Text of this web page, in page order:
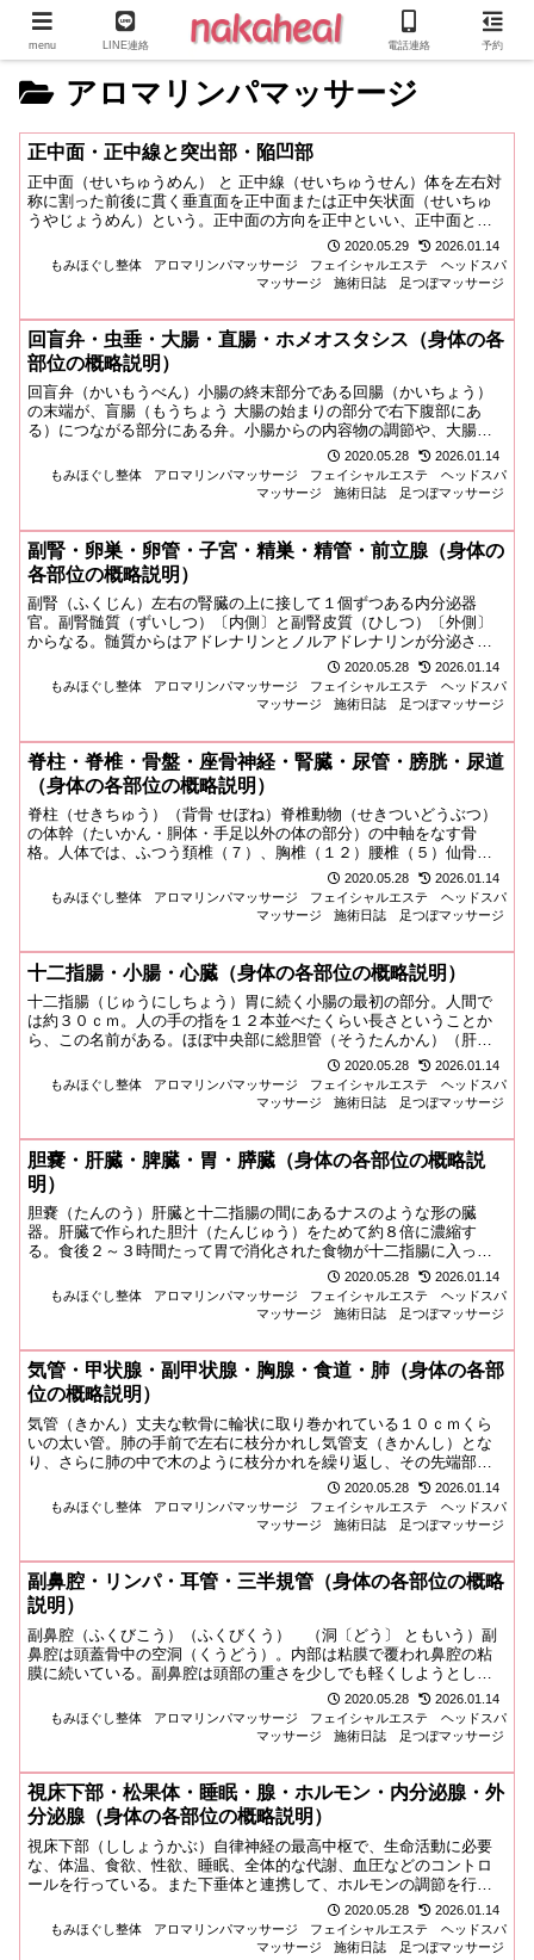
アロマリンパマッサージ
正中面・正中線と突出部・陥凹部
正中面（せいちゅうめん） と 正中線（せいちゅうせん）体を左右対
称に割った前後に貫く垂直面を正中面または正中矢状面（せいちゅ
うやじょうめん）という。正中面の方向を正中といい、正中面と体
の表面とが交わる線を正中線という。正中面に平行した面は、すべ
て矢状面（やじょうめん）と呼ぶ。体を前後に割った左右に貫...
2020.05.29
2026.01.14
もみほぐし整体
アロマリンパマッサージ フェイシャルエステ
ヘッドスパ
マッサージ
施術日誌 足つぼマッサージ
回盲弁・虫垂・大腸・直腸・ホメオスタシス（身体の各
部位の概略説明）
回盲弁（かいもうべん）小腸の終末部分である回腸（かいちょう）
の末端が、盲腸（もうちょう 大腸の始まりの部分で右下腹部にあ
る）につながる部分にある弁。小腸からの内容物の調節や、大腸か
ら小腸への内容物の逆流を防ぐ。虫垂（ちゅうすい）盲腸の先端が
退化して細くなったもの。多数のリンパ小節を含むのでリンパ系
器...
2020.05.28
2026.01.14
もみほぐし整体
アロマリンパマッサージ フェイシャルエステ
ヘッドスパ
マッサージ
施術日誌 足つぼマッサージ
副腎・卵巣・卵管・子宮・精巣・精管・前立腺（身体の
各部位の概略説明）
副腎（ふくじん）左右の腎臓の上に接して１個ずつある内分泌器
官。副腎髄質（ずいしつ）〔内側〕と副腎皮質（ひしつ）〔外側〕
からなる。髄質からはアドレナリンとノルアドレナリンが分泌さ
れ、緊張や防衛反応などストレス反応の調節を行っている。皮質か
らは副腎皮質ホルモンが分泌される。副腎皮質ホルモンは、糖の蓄
積と...
2020.05.28
2026.01.14
もみほぐし整体
アロマリンパマッサージ フェイシャルエステ
ヘッドスパ
マッサージ
施術日誌 足つぼマッサージ
脊柱・脊椎・骨盤・座骨神経・腎臓・尿管・膀胱・尿道
（身体の各部位の概略説明）
脊柱（せきちゅう）（背骨 せぼね）脊椎動物（せきついどうぶつ）
の体幹（たいかん・胴体・手足以外の体の部分）の中軸をなす骨
格。人体では、ふつう頚椎（７）、胸椎（１２）腰椎（５）仙骨
（仙椎）（５）尾骨（尾椎）（３～６）の、脊椎（せきつい・椎骨
ついこつ）が連なって構成され、側方からみると全体にややＳ字
状...
2020.05.28
2026.01.14
もみほぐし整体
アロマリンパマッサージ フェイシャルエステ
ヘッドスパ
マッサージ
施術日誌 足つぼマッサージ
十二指腸・小腸・心臓（身体の各部位の概略説明）
十二指腸（じゅうにしちょう）胃に続く小腸の最初の部分。人間で
は約３０ｃｍ。人の手の指を１２本並べたくらい長さということか
ら、この名前がある。ほぼ中央部に総胆管（そうたんかん）（肝管
と胆嚢管が合流した管）と膵管（すいかん）が一緒に開口してお
り、胆汁や膵液が分泌される。小腸（しょうちょう）消化・吸収の
最...
2020.05.28
2026.01.14
もみほぐし整体
アロマリンパマッサージ フェイシャルエステ
ヘッドスパ
マッサージ
施術日誌 足つぼマッサージ
胆嚢・肝臓・脾臓・胃・膵臓（身体の各部位の概略説
明）
胆嚢（たんのう）肝臓と十二指腸の間にあるナスのような形の臓
器。肝臓で作られた胆汁（たんじゅう）をためて約８倍に濃縮す
る。食後２～３時間たって胃で消化された食物が十二指腸に入って
きたとき十二指腸に胆汁を分泌する。胆汁に含まれる胆汁酸は脂肪
を乳化する働きがある。乳化（消化しやすいように溶かす）した脂
肪は...
2020.05.28
2026.01.14
もみほぐし整体
アロマリンパマッサージ フェイシャルエステ
ヘッドスパ
マッサージ
施術日誌 足つぼマッサージ
気管・甲状腺・副甲状腺・胸腺・食道・肺（身体の各部
位の概略説明）
気管（きかん）丈夫な軟骨に輪状に取り巻かれている１０ｃｍくら
いの太い管。肺の手前で左右に枝分かれし気管支（きかんし）とな
り、さらに肺の中で木のように枝分かれを繰り返し、その先端部は
肺胞（はいほう）という直径０．３ｍｍほどの袋のブドウの房のよ
うな集まりになっている。肺胞に密集している毛細血管を通し
て、...
2020.05.28
2026.01.14
もみほぐし整体
アロマリンパマッサージ フェイシャルエステ
ヘッドスパ
マッサージ
施術日誌 足つぼマッサージ
副鼻腔・リンパ・耳管・三半規管（身体の各部位の概略
説明）
副鼻腔（ふくびこう）（ふくびくう） （洞〔どう〕 ともいう）副
鼻腔は頭蓋骨中の空洞（くうどう）。内部は粘膜で覆われ鼻腔の粘
膜に続いている。副鼻腔は頭部の重さを少しでも軽くしようとして
できたものと考えられている。また鼻腔内の温度や湿度の調整、話
し声や歌声の共鳴器の役割もしている。洞（どう）ともいう。リ...
2020.05.28
2026.01.14
もみほぐし整体
アロマリンパマッサージ フェイシャルエステ
ヘッドスパ
マッサージ
施術日誌 足つぼマッサージ
視床下部・松果体・睡眠・腺・ホルモン・内分泌腺・外
分泌腺（身体の各部位の概略説明）
視床下部（ししょうかぶ）自律神経の最高中枢で、生命活動に必要
な、体温、食欲、性欲、睡眠、全体的な代謝、血圧などのコントロ
ールを行っている。また下垂体と連携して、ホルモンの調節を行っ
ている。松果体（しょうかたい）脳の真ん中にあり、トウモロコシ
の粒にそっくりな小さな器官である。メラトニンというホルモン
を...
2020.05.28
2026.01.14
もみほぐし整体
アロマリンパマッサージ フェイシャルエステ
ヘッドスパ
マッサージ
施術日誌 足つぼマッサージ
menu LINE連絡 電話連絡 予約